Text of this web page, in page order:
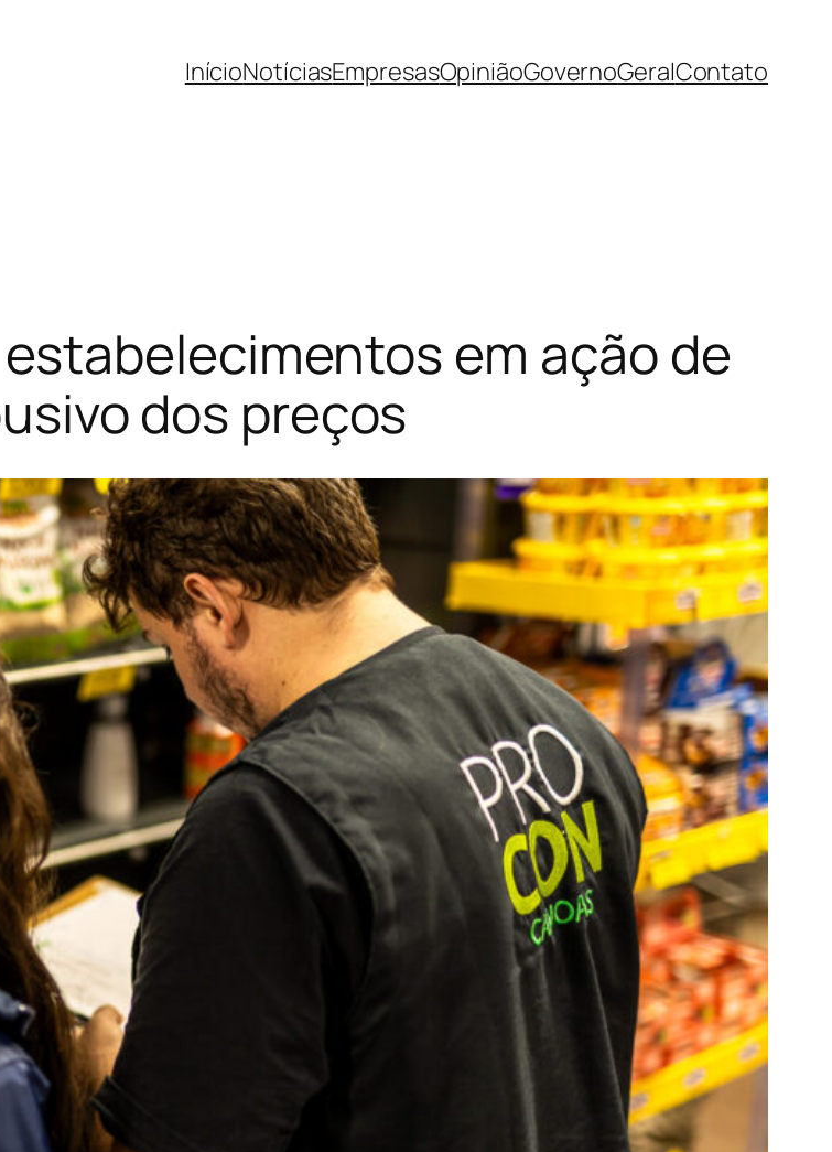
InícioNotíciasEmpresasOpiniãoGovernoGeralContato
em ação de
dos preços